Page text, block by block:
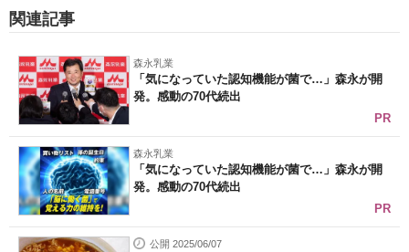
関連記事
森永乳業
「気になっていた認知機能が菌で…」森永が開
発。感動の70代続出
PR
森永乳業
「気になっていた認知機能が菌で…」森永が開
発。感動の70代続出
PR
公開 2025/06/07